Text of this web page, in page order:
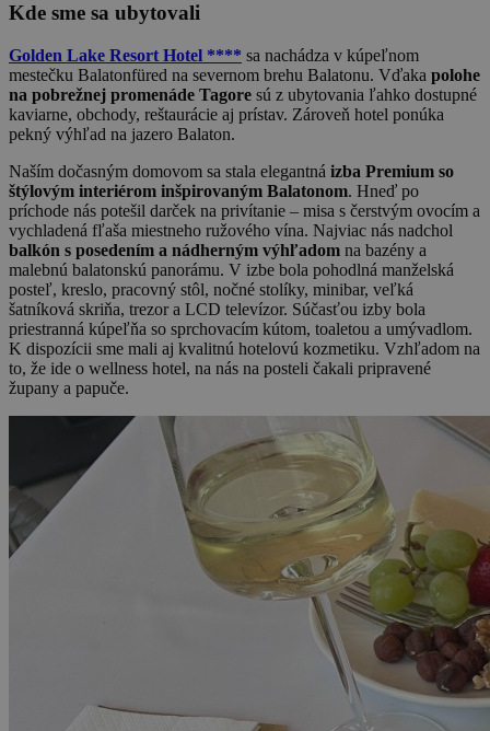
Kde sme sa ubytovali
Golden Lake Resort Hotel **** sa nachádza v kúpeľnom
mestečku Balatonfüred na severnom brehu Balatonu. Vďaka polohe
na pobrežnej promenáde Tagore sú z ubytovania ľahko dostupné
kaviarne, obchody, reštaurácie aj prístav. Zároveň hotel ponúka
pekný výhľad na jazero Balaton.
Naším dočasným domovom sa stala elegantná izba Premium so
štýlovým interiérom inšpirovaným Balatonom. Hneď po
príchode nás potešil darček na privítanie – misa s čerstvým ovocím a
vychladená fľaša miestneho ružového vína. Najviac nás nadchol
balkón s posedením a nádherným výhľadom na bazény a
malebnú balatonskú panorámu. V izbe bola pohodlná manželská
posteľ, kreslo, pracovný stôl, nočné stolíky, minibar, veľká
šatníková skriňa, trezor a LCD televízor. Súčasťou izby bola
priestranná kúpeľňa so sprchovacím kútom, toaletou a umývadlom.
K dispozícii sme mali aj kvalitnú hotelovú kozmetiku. Vzhľadom na
to, že ide o wellness hotel, na nás na posteli čakali pripravené
župany a papuče.